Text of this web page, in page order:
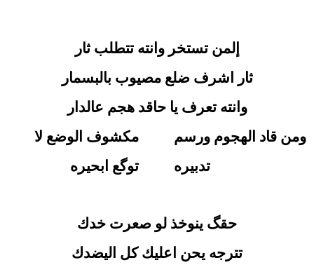
إلمن تستخر وانته تتطلب ثار
ثار اشرف ضلع مصيوب بالبسمار
وانته تعرف يا حاقد هجم عالدار
ومن قاد الهجوم ورسم
تدبيره
مكشوف الوضع لا
توگع ابحيره
حقگ ينوخذ لو صعرت خدك
تترجه يحن اعليك كل اليضدك